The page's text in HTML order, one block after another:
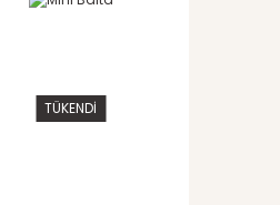
TÜKENDİ